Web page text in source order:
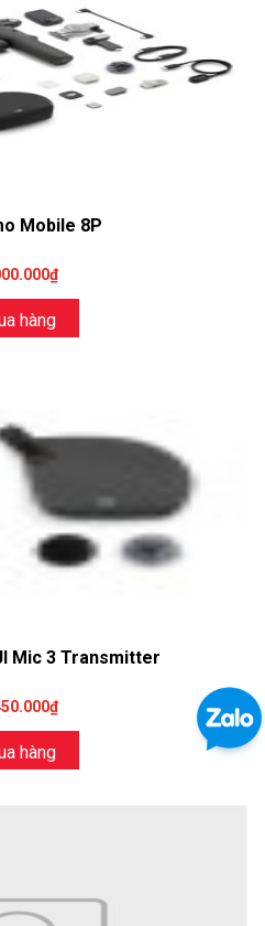
Mobile 8P
hàng
Mic 3 Transmitter
hàng